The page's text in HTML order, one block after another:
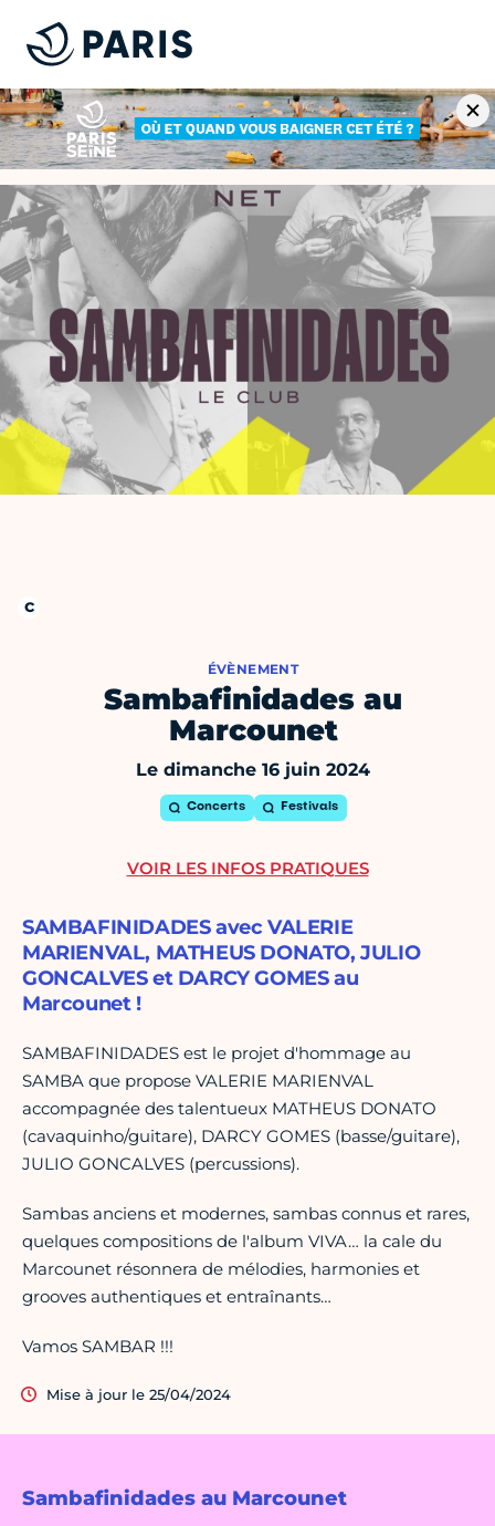
ÉVÈNEMENT
Sambafinidades au
Marcounet
Le dimanche 16 juin 2024
Concerts Festivals
Sambafinidades au Marcounet
SAMBAFINIDADES avec VALERIE
MARIENVAL, MATHEUS DONATO, JULIO
GONCALVES et DARCY GOMES au
Marcounet !
SAMBAFINIDADES est le projet d'hommage au
SAMBA que propose VALERIE MARIENVAL
accompagnée des talentueux MATHEUS DONATO
(cavaquinho/guitare), DARCY GOMES (basse/guitare),
JULIO GONCALVES (percussions).
Sambas anciens et modernes, sambas connus et rares,
quelques compositions de l'album VIVA… la cale du
Marcounet résonnera de mélodies, harmonies et
grooves authentiques et entraînants…
Vamos SAMBAR !!!
Mise à jour le 25/04/2024
VOIR LES INFOS PRATIQUES